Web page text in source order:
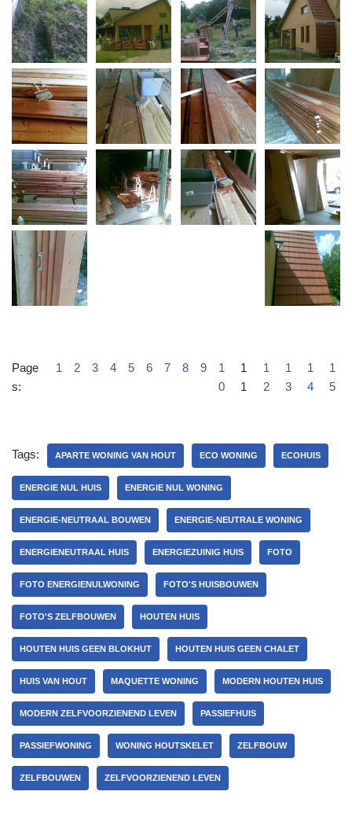
Page
s:
1 2 3 4 5 6 7 8 9
1
0
1
1
1
2
1
3
1
4
1
5
Tags: APARTE WONING VAN HOUT ECO WONING ECOHUIS
ENERGIE NUL HUIS ENERGIE NUL WONING
ENERGIE-NEUTRAAL BOUWEN ENERGIE-NEUTRALE WONING
ENERGIENEUTRAAL HUIS ENERGIEZUINIG HUIS FOTO
FOTO ENERGIENULWONING FOTO'S HUISBOUWEN
FOTO'S ZELFBOUWEN HOUTEN HUIS
HOUTEN HUIS GEEN BLOKHUT HOUTEN HUIS GEEN CHALET
HUIS VAN HOUT MAQUETTE WONING MODERN HOUTEN HUIS
MODERN ZELFVOORZIENEND LEVEN PASSIEFHUIS
PASSIEFWONING WONING HOUTSKELET ZELFBOUW
ZELFBOUWEN ZELFVOORZIENEND LEVEN